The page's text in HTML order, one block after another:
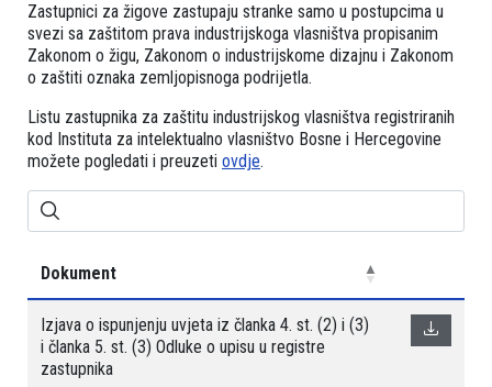
Zastupnici za žigove zastupaju stranke samo u postupcima u
svezi sa zaštitom prava industrijskoga vlasništva propisanim
Zakonom o žigu, Zakonom o industrijskome dizajnu i Zakonom
o zaštiti oznaka zemljopisnoga podrijetla.
Listu zastupnika za zaštitu industrijskog vlasništva registriranih
kod Instituta za intelektualno vlasništvo Bosne i Hercegovine
možete pogledati i preuzeti ovdje.
Dokument
Izjava o ispunjenju uvjeta iz članka 4. st. (2) i (3)
i članka 5. st. (3) Odluke o upisu u registre
zastupnika